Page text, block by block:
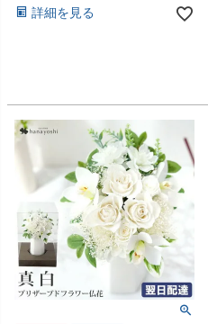
詳細を見る